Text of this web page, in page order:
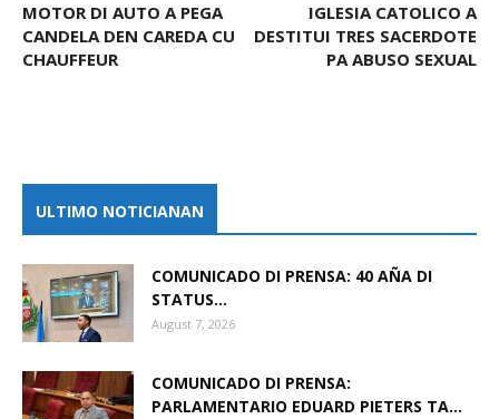
MOTOR DI AUTO A PEGA
CANDELA DEN CAREDA CU
CHAUFFEUR
IGLESIA CATOLICO A
DESTITUI TRES SACERDOTE
PA ABUSO SEXUAL
ULTIMO NOTICIANAN
COMUNICADO DI PRENSA: 40 AÑA DI
STATUS...
August 7, 2026
COMUNICADO DI PRENSA:
PARLAMENTARIO EDUARD PIETERS TA...